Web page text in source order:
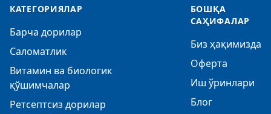
КАТЕГОРИЯЛАР
Барча дорилар
Саломатлик
Витамин ва биологик
қўшимчалар
Ретсептсиз дорилар
БОШҚА
САҲИФАЛАР
Биз ҳақимизда
Оферта
Иш ўринлари
Блог